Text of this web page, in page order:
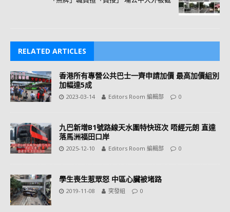
RELATED ARTICLES
香港所有專營公共巴士一齊申請加價 最高加價組別
加幅達5成
2023-03-14 Editors Room 編輯部 0
九巴新增B1號路線天水圍特快班次 唔經元朗 直達
落馬洲福田口岸
2025-12-10 Editors Room 編輯部 0
學生喪生惹眾怒 中區心臟被堵路
2019-11-08 突發組 0